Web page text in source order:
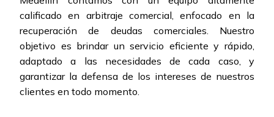
calificado en arbitraje comercial, enfocado en la
recuperación de deudas comerciales. Nuestro
objetivo es brindar un servicio eficiente y rápido,
adaptado a las necesidades de cada caso, y
garantizar la defensa de los intereses de nuestros
clientes en todo momento.